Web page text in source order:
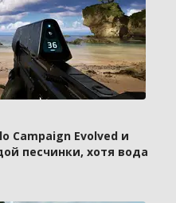
Campaign Evolved и
песчинки, хотя вода